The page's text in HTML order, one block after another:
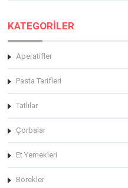
KATEGORİLER
Aperatifler
Pasta Tarifleri
Tatlılar
Çorbalar
Et Yemekleri
Börekler